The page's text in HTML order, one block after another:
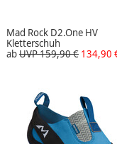
Mad Rock D2.One HV
Kletterschuh
abUVP 159,90 € 134,90